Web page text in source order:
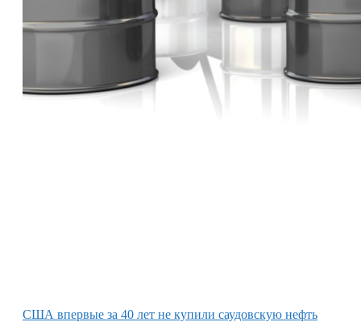
США впервые за 40 лет не купили саудовскую нефть